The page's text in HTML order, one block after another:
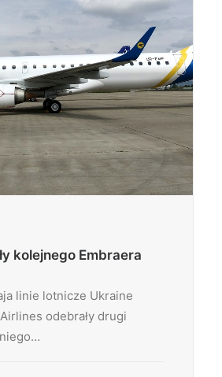
kolejnego Embraera
linie lotnicze Ukraine
odebrały drugi